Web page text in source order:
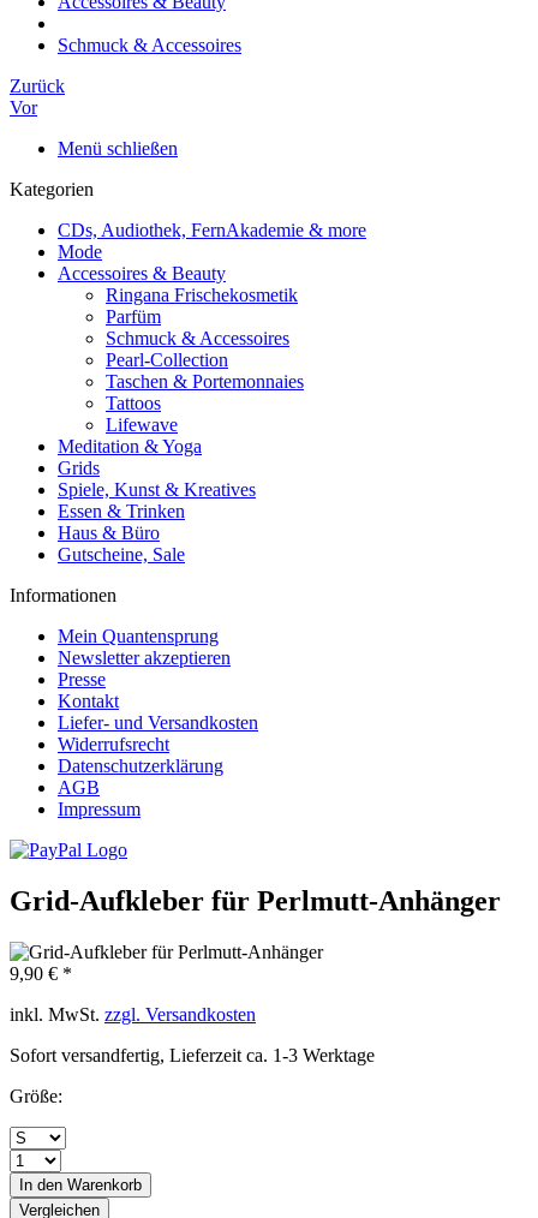
Schmuck & Accessoires
Zurück
Vor
Menü schließen
Kategorien
CDs, Audiothek, FernAkademie & more
Mode
Accessoires & Beauty
Ringana Frischekosmetik
Parfüm
Schmuck & Accessoires
Pearl-Collection
Taschen & Portemonnaies
Tattoos
Lifewave
Meditation & Yoga
Grids
Spiele, Kunst & Kreatives
Essen & Trinken
Haus & Büro
Gutscheine, Sale
Informationen
Mein Quantensprung
Newsletter akzeptieren
Presse
Kontakt
Liefer- und Versandkosten
Widerrufsrecht
Datenschutzerklärung
AGB
Impressum
Grid-Aufkleber für Perlmutt-Anhänger
9,90 € *
inkl. MwSt. zzgl. Versandkosten
Sofort versandfertig, Lieferzeit ca. 1-3 Werktage
Größe:
In den Warenkorb
Vergleichen